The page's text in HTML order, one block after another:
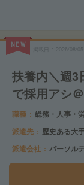
NEW
2026/08/05
扶養内＼週3
で採用アシ
職種
総務・人事・
派遣先
歴史ある大
派遣会社
パーソル